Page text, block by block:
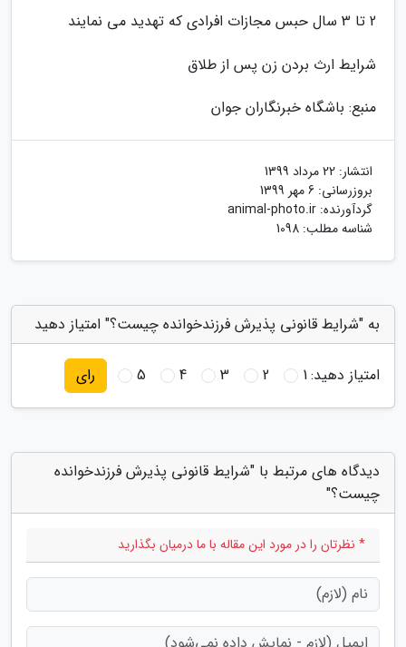
2 تا 3 سال حبس مجازات افرادی که تهدید می نمایند
شرایط ارث بردن زن پس از طلاق
منبع: باشگاه خبرنگاران جوان
انتشار: 22 مرداد 1399
بروزرسانی: 6 مهر 1399
گردآورنده: animal-photo.ir
شناسه مطلب: 1098
به "شرایط قانونی پذیرش فرزندخوانده چیست؟" امتیاز دهید
امتیاز دهید:1
2
3
4
5 رای
دیدگاه های مرتبط با "شرایط قانونی پذیرش فرزندخوانده
چیست؟"
* نظرتان را در مورد این مقاله با ما درمیان بگذارید